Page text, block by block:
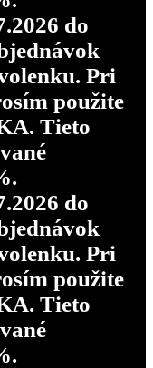
do
Pri
použite
Tieto
do
Pri
použite
Tieto